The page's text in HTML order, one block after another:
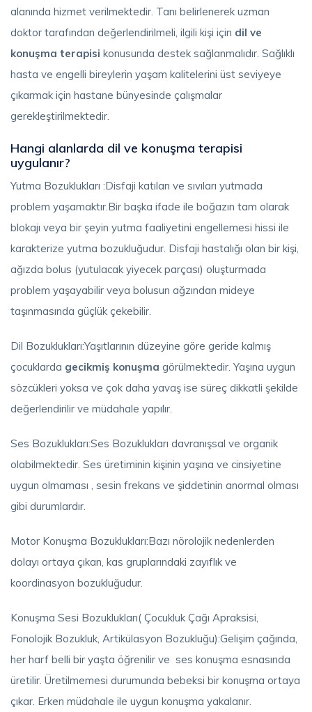
alanında hizmet verilmektedir. Tanı belirlenerek uzman
doktor tarafından değerlendirilmeli, ilgili kişi için dil ve
konuşma terapisi konusunda destek sağlanmalıdır. Sağlıklı
hasta ve engelli bireylerin yaşam kalitelerini üst seviyeye
çıkarmak için hastane bünyesinde çalışmalar
gerekleştirilmektedir.
Hangi alanlarda dil ve konuşma terapisi
uygulanır?
Yutma Bozuklukları :Disfaji katıları ve sıvıları yutmada
problem yaşamaktır.Bir başka ifade ile boğazın tam olarak
blokajı veya bir şeyin yutma faaliyetini engellemesi hissi ile
karakterize yutma bozukluğudur. Disfaji hastalığı olan bir kişi,
ağızda bolus (yutulacak yiyecek parçası) oluşturmada
problem yaşayabilir veya bolusun ağzından mideye
taşınmasında güçlük çekebilir.
Dil Bozuklukları:Yaşıtlarının düzeyine göre geride kalmış
çocuklarda gecikmiş konuşma görülmektedir. Yaşına uygun
sözcükleri yoksa ve çok daha yavaş ise süreç dikkatli şekilde
değerlendirilir ve müdahale yapılır.
Ses Bozuklukları:Ses Bozuklukları davranışsal ve organik
olabilmektedir. Ses üretiminin kişinin yaşına ve cinsiyetine
uygun olmaması , sesin frekans ve şiddetinin anormal olması
gibi durumlardır.
Motor Konuşma Bozuklukları:Bazı nörolojik nedenlerden
dolayı ortaya çıkan, kas gruplarındaki zayıflık ve
koordinasyon bozukluğudur.
Konuşma Sesi Bozuklukları( Çocukluk Çağı Apraksisi,
Fonolojik Bozukluk, Artikülasyon Bozukluğu):Gelişim çağında,
her harf belli bir yaşta öğrenilir ve ses konuşma esnasında
üretilir. Üretilmemesi durumunda bebeksi bir konuşma ortaya
çıkar. Erken müdahale ile uygun konuşma yakalanır.